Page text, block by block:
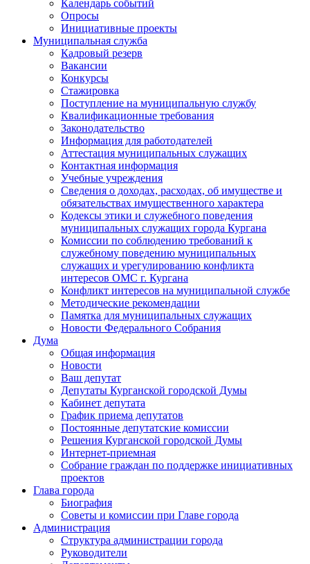
Календарь событий
Опросы
Инициативные проекты
Муниципальная служба
Кадровый резерв
Вакансии
Конкурсы
Стажировка
Поступление на муниципальную службу
Квалификационные требования
Законодательство
Информация для работодателей
Аттестация муниципальных служащих
Контактная информация
Учебные учреждения
Сведения о доходах, расходах, об имуществе и
обязательствах имущественного характера
Кодексы этики и служебного поведения
муниципальных служащих города Кургана
Комиссии по соблюдению требований к
служебному поведению муниципальных
служащих и урегулированию конфликта
интересов ОМС г. Кургана
Конфликт интересов на муниципальной службе
Методические рекомендации
Памятка для муниципальных служащих
Новости Федерального Cобрания
Дума
Общая информация
Новости
Ваш депутат
Депутаты Курганской городской Думы
Кабинет депутата
График приема депутатов
Постоянные депутатские комиссии
Решения Курганской городской Думы
Интернет-приемная
Собрание граждан по поддержке инициативных
проектов
Глава города
Биография
Советы и комиссии при Главе города
Администрация
Структура администрации города
Руководители